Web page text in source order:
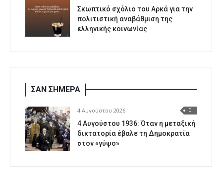
Σκωπτικό σχόλιο του Αρκά για την
πολιτιστική αναβάθμιση της
ελληνικής κοινωνίας
ΣΑΝ ΣΗΜΕΡΑ
4 Αυγούστου 2026 0
4 Αυγούστου 1936: Όταν η μεταξική
δικτατορία έβαλε τη Δημοκρατία
στον «γύψο»